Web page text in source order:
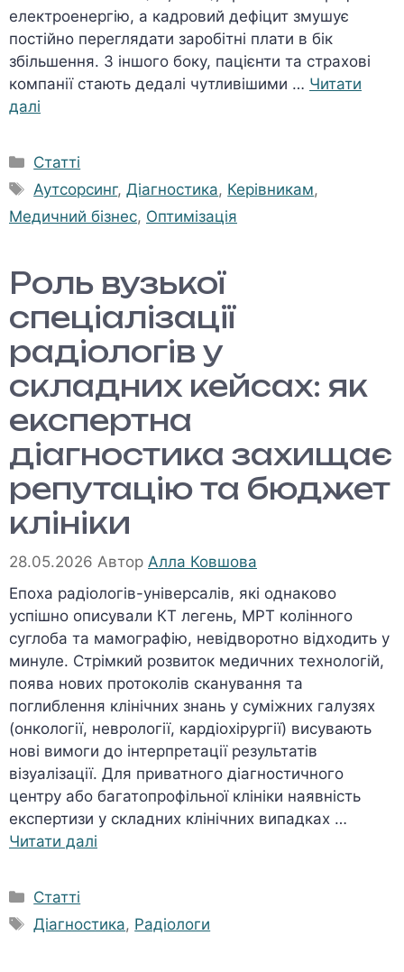
електроенергію, а кадровий дефіцит змушує
постійно переглядати заробітні плати в бік
збільшення. З іншого боку, пацієнти та страхові
компанії стають дедалі чутливішими … Читати
далі
Категорії
Статті
Позначки
Аутсорсинг,Діагностика, Керівникам,
Медичний бізнес, Оптимізація
Роль вузької
спеціалізації
радіологів у
складних кейсах: як
експертна
діагностика захищає
репутацію та бюджет
клініки
28.05.2026 Автор Алла Ковшова
Епоха радіологів-універсалів, які однаково
успішно описували КТ легень, МРТ колінного
суглоба та мамографію, невідворотно відходить у
минуле. Стрімкий розвиток медичних технологій,
поява нових протоколів сканування та
поглиблення клінічних знань у суміжних галузях
(онкології, неврології, кардіохірургії) висувають
нові вимоги до інтерпретації результатів
візуалізації. Для приватного діагностичного
центру або багатопрофільної клініки наявність
експертизи у складних клінічних випадках …
Читати далі
Категорії
Статті
Позначки
Діагностика, Радіологи